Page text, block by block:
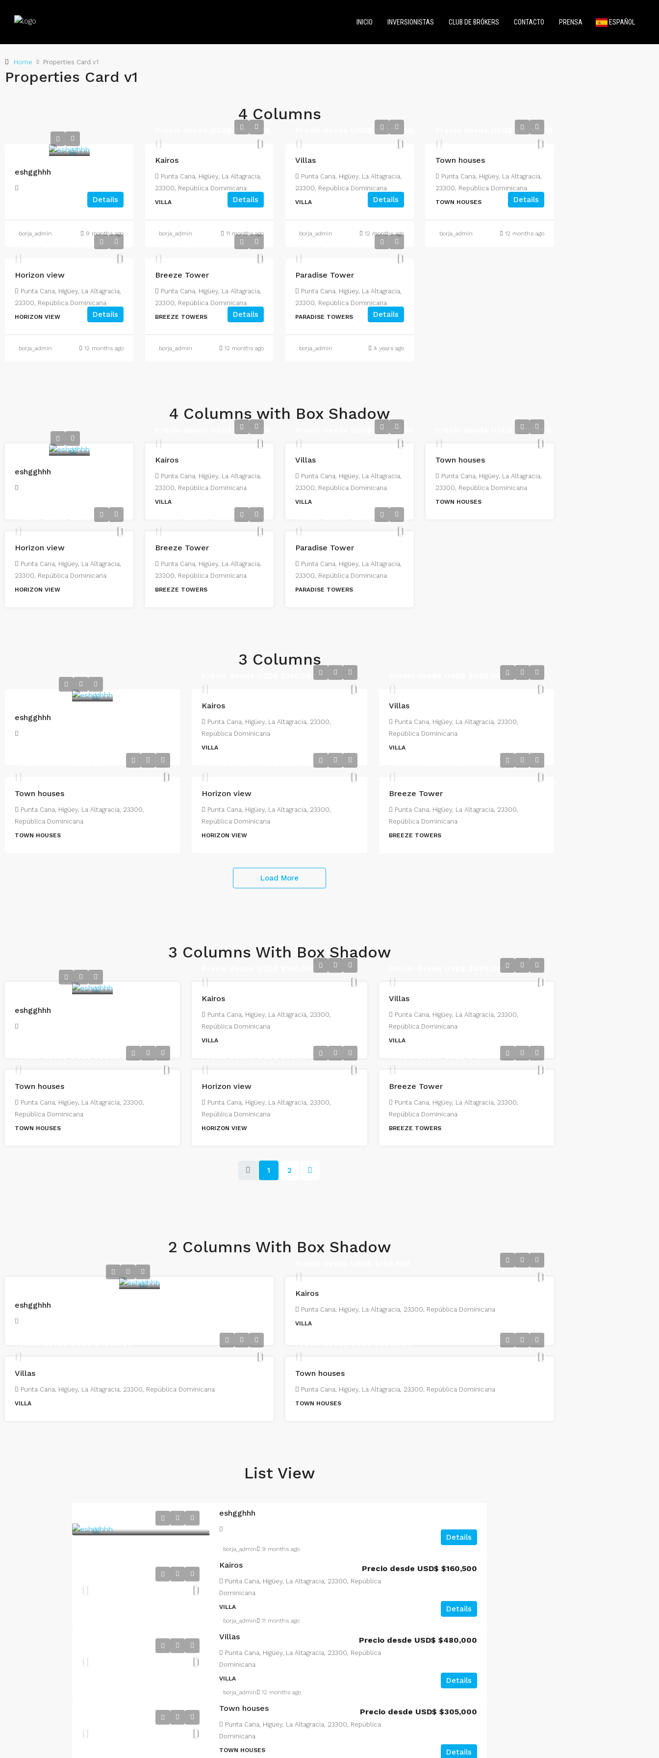
INICIO INVERSIONISTAS CLUB DE BRÓKERS CONTACTO PRENSA ESPAÑOL
Home Properties Card v1
Properties Card v1
4 Columns
eshgghhh
Details
borja_admin 9 months ago
$160,500
Kairos
Punta Cana, Higüey, La Altagracia,
23300, República Dominicana
VILLA Details
borja_admin 11 months ago
$480,000
Villas
Punta Cana, Higüey, La Altagracia,
23300, República Dominicana
VILLA Details
borja_admin 12 months ago
$305,000
Town houses
Punta Cana, Higüey, La Altagracia,
23300, República Dominicana
TOWN HOUSES Details
borja_admin 12 months ago
$290,500
Horizon view
Punta Cana, Higüey, La Altagracia,
23300, República Dominicana
HORIZON VIEW Details
borja_admin 12 months ago
$120,000
Breeze Tower
Punta Cana, Higüey, La Altagracia,
23300, República Dominicana
BREEZE TOWERS Details
borja_admin 12 months ago
$113,000
Paradise Tower
Punta Cana, Higüey, La Altagracia,
23300, República Dominicana
PARADISE TOWERS Details
borja_admin 4 years ago
4 Columns with Box Shadow
eshgghhh
$160,500
Kairos
Punta Cana, Higüey, La Altagracia,
23300, República Dominicana
VILLA
$480,000
Villas
Punta Cana, Higüey, La Altagracia,
23300, República Dominicana
VILLA
$305,000
Town houses
Punta Cana, Higüey, La Altagracia,
23300, República Dominicana
TOWN HOUSES
$290,500
Horizon view
Punta Cana, Higüey, La Altagracia,
23300, República Dominicana
HORIZON VIEW
$120,000
Breeze Tower
Punta Cana, Higüey, La Altagracia,
23300, República Dominicana
BREEZE TOWERS
$113,000
Paradise Tower
Punta Cana, Higüey, La Altagracia,
23300, República Dominicana
PARADISE TOWERS
3 Columns
eshgghhh
Kairos
Punta Cana, Higüey, La Altagracia, 23300,
República Dominicana
VILLA
$480,000
Villas
Punta Cana, Higüey, La Altagracia, 23300,
República Dominicana
VILLA
Town houses
Punta Cana, Higüey, La Altagracia, 23300,
República Dominicana
TOWN HOUSES
Horizon view
Punta Cana, Higüey, La Altagracia, 23300,
República Dominicana
HORIZON VIEW
Breeze Tower
Punta Cana, Higüey, La Altagracia, 23300,
República Dominicana
BREEZE TOWERS
Load More
3 Columns With Box Shadow
eshgghhh
Kairos
Punta Cana, Higüey, La Altagracia, 23300,
República Dominicana
VILLA
$480,000
Villas
Punta Cana, Higüey, La Altagracia, 23300,
República Dominicana
VILLA
Town houses
Punta Cana, Higüey, La Altagracia, 23300,
República Dominicana
TOWN HOUSES
Horizon view
Punta Cana, Higüey, La Altagracia, 23300,
República Dominicana
HORIZON VIEW
Breeze Tower
Punta Cana, Higüey, La Altagracia, 23300,
República Dominicana
BREEZE TOWERS
1 2
2 Columns With Box Shadow
eshgghhh
Kairos
Punta Cana, Higüey, La Altagracia, 23300, República Dominicana
VILLA
Villas
Punta Cana, Higüey, La Altagracia, 23300, República Dominicana
VILLA
Town houses
Punta Cana, Higüey, La Altagracia, 23300, República Dominicana
TOWN HOUSES
List View
eshgghhh
Details
borja_admin 9 months ago
Kairos Precio desde USD$$160,500
Punta Cana, Higüey, La Altagracia, 23300, República
Dominicana
VILLA Details
borja_admin 11 months ago
Villas Precio desde USD$$480,000
Punta Cana, Higüey, La Altagracia, 23300, República
Dominicana
VILLA Details
borja_admin 12 months ago
Town houses Precio desde USD$$305,000
Punta Cana, Higüey, La Altagracia, 23300, República
Dominicana
TOWN HOUSES Details